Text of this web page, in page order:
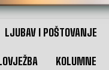
LJUBAV I POŠTOVANJE
KOLUMNE